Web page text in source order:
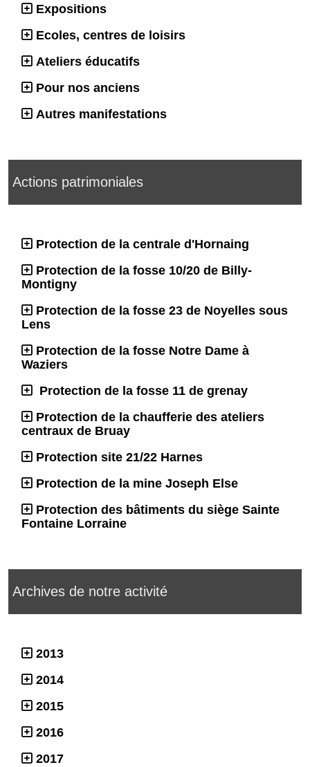
Expositions
Ecoles, centres de loisirs
Ateliers éducatifs
Pour nos anciens
Autres manifestations
Actions patrimoniales
Protection de la centrale d'Hornaing
Protection de la fosse 10/20 de Billy-
Montigny
Protection de la fosse 23 de Noyelles sous
Lens
Protection de la fosse Notre Dame à
Waziers
Protection de la fosse 11 de grenay
Protection de la chaufferie des ateliers
centraux de Bruay
Protection site 21/22 Harnes
Protection de la mine Joseph Else
Protection des bâtiments du siège Sainte
Fontaine Lorraine
Archives de notre activité
2013
2014
2015
2016
2017